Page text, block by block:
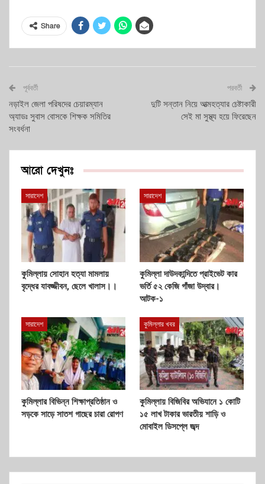
Share
পূর্ববর্তী
নড়াইল জেলা পরিষদের চেয়ারম্যান
অ্যাডঃ সুবাস বোসকে শিক্ষক সমিতির
সংবর্ধনা
পরবর্তী
দুটি সন্তান নিয়ে আত্মহত্যার চেষ্টাকারী
সেই মা সুস্থ্য হয়ে ফিরেছেন
আরো দেখুনঃ
সারাদেশ
কুমিল্লায় সোহান হত্যা মামলায়
বৃদ্ধের যাবজ্জীবন, ছেলে খালাস।।
সারাদেশ
কুমিল্লা দাউদকান্দিতে প্রাইভেট কার
ভর্তি ৫২ কেজি গাঁজা উদ্বার।
আটক-১
সারাদেশ
কুমিল্লার বিভিন্ন শিক্ষাপ্রতিষ্ঠান ও
সড়কে সাড়ে সাতশ গাছের চারা রোপণ
কুমিল্লার খবর
কুমিল্লায় বিজিবির অভিযানে ১ কোটি
১৫ লাখ টাকার ভারতীয় শাড়ি ও
মোবাইল ডিসপ্লে জব্দ